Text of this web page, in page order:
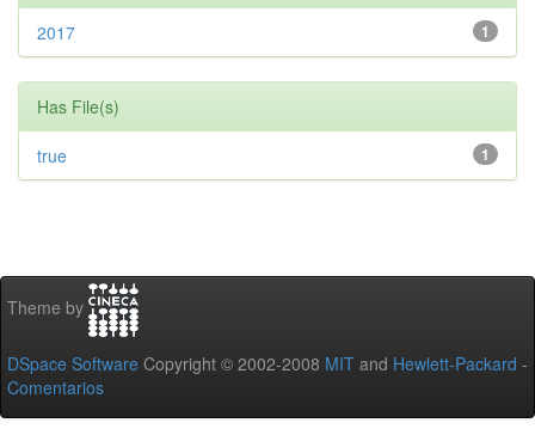
1
2017
Has File(s)
1
true
Theme by
DSpace Software Copyright © 2002-2008 MIT and Hewlett-Packard -
Comentarios